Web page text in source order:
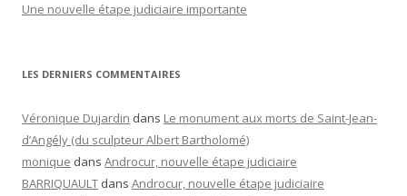
Une nouvelle étape judiciaire importante
LES DERNIERS COMMENTAIRES
Véronique Dujardin dans Le monument aux morts de Saint-Jean-
d’Angély (du sculpteur Albert Bartholomé)
monique dans Androcur, nouvelle étape judiciaire
BARRIQUAULT dans Androcur, nouvelle étape judiciaire